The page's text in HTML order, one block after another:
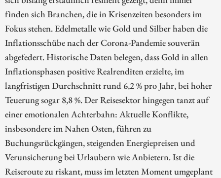
finden sich Branchen, die in Krisenzeiten besonders im
Fokus stehen. Edelmetalle wie Gold und Silber haben die
Inflationsschübe nach der Corona-Pandemie souverän
abgefedert. Historische Daten belegen, dass Gold in allen
Inflationsphasen positive Realrenditen erzielte, im
langfristigen Durchschnitt rund 6,2 % pro Jahr, bei hoher
Teuerung sogar 8,8 %. Der Reisesektor hingegen tanzt auf
einer emotionalen Achterbahn: Aktuelle Konflikte,
insbesondere im Nahen Osten, führen zu
Buchungsrückgängen, steigenden Energiepreisen und
Verunsicherung bei Urlaubern wie Anbietern. Ist die
Reiseroute zu riskant, muss im letzten Moment umgeplant